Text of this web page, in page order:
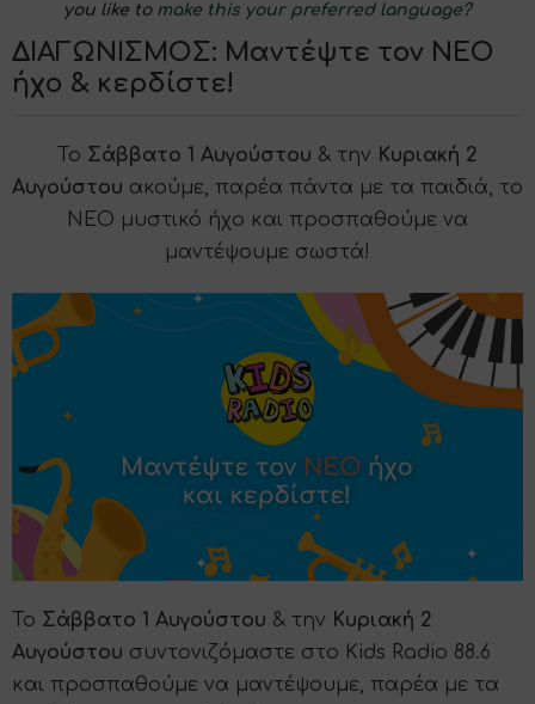
you like to make this your preferred language?
ΔΙΑΓΩΝΙΣΜΟΣ: Μαντέψτε τον ΝΕΟ
ήχο & κερδίστε!
Το Σάββατο 1 Αυγούστου & την Κυριακή 2
Αυγούστου ακούμε, παρέα πάντα με τα παιδιά, το
ΝΕΟ μυστικό ήχο και προσπαθούμε να
μαντέψουμε σωστά!
​Το Σάββατο 1 Αυγούστου & την Κυριακή 2
Αυγούστου συντονιζόμαστε στο Kids Radio 88.6
και προσπαθούμε να μαντέψουμε, παρέα με τα